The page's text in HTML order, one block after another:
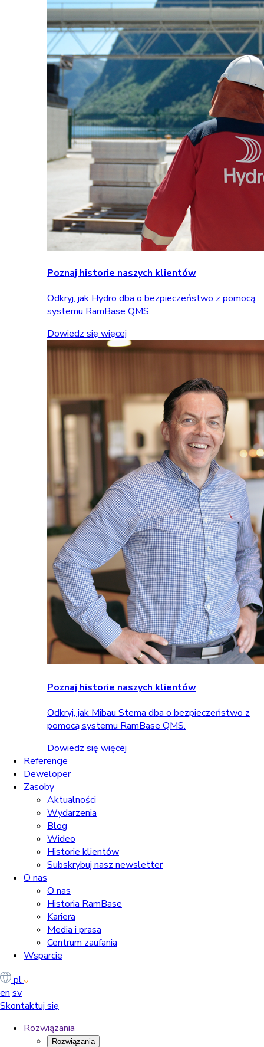
Poznaj historie naszych klientów
Odkryj, jak Hydro dba o bezpieczeństwo z pomocą
systemu RamBase QMS.
Dowiedz się więcej
Poznaj historie naszych klientów
Odkryj, jak Mibau Stema dba o bezpieczeństwo z
pomocą systemu RamBase QMS.
Dowiedz się więcej
Referencje
Deweloper
Zasoby
Aktualności
Wydarzenia
Blog
Wideo
Historie klientów
Subskrybuj nasz newsletter
O nas
O nas
Historia RamBase
Kariera
Media i prasa
Centrum zaufania
Wsparcie
pl
en sv
Skontaktuj się
Rozwiązania
Rozwiązania